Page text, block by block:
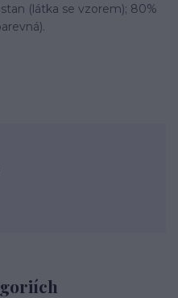
(látka se vzorem); 80%